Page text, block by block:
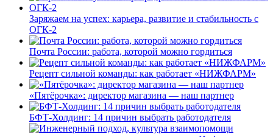
Заряжаем на успех: карьера, развитие и стабильность c
ОГК-2
Почта России: работа, которой можно гордиться
Рецепт сильной команды: как работает «НИЖФАРМ»
«Пятёрочка»: директор магазина — наш партнер
БФТ-Холдинг: 14 причин выбрать работодателя